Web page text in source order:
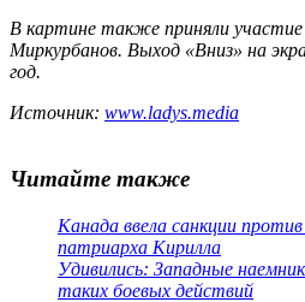
В картине также приняли
Миркурбанов. Выход «Вниз» на
год.
Источник: www.ladys.media
Читайте также
Канада ввела санкции
патриарха Кирилла
Удивились: Западные
таких боевых действий